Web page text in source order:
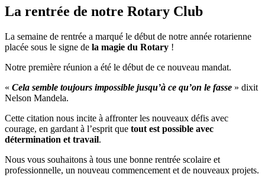
La rentrée de notre Rotary Club
La semaine de rentrée a marqué le début de notre année rotarienne
placée sous le signe de la magie du Rotary !
Notre première réunion a été le début de ce nouveau mandat.
« Cela semble toujours impossible jusqu’à ce qu’on le fasse » dixit
Nelson Mandela.
Cette citation nous incite à affronter les nouveaux défis avec
courage, en gardant à l’esprit que tout est possible avec
détermination et travail.
Nous vous souhaitons à tous une bonne rentrée scolaire et
professionnelle, un nouveau commencement et de nouveaux projets.